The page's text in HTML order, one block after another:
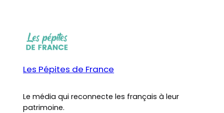
Les Pépites de France
Le média qui reconnecte les français à leur
patrimoine.